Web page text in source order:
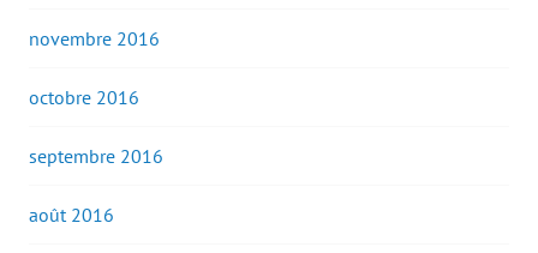
novembre 2016
octobre 2016
septembre 2016
août 2016